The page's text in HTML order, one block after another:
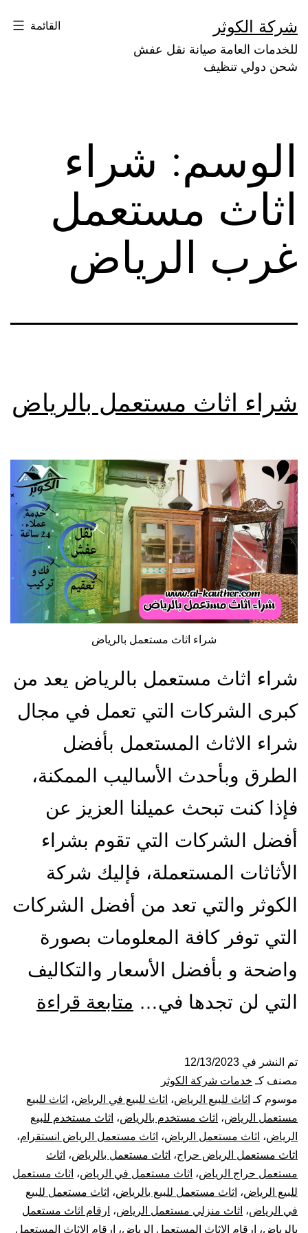
إلى
المحتوى
شركة الكوثر
للخدمات العامة صيانة نقل عفش
شحن دولي تنظيف
القائمة
الوسم: شراء
اثاث مستعمل
غرب الرياض
شراء اثاث مستعمل بالرياض
شراء اثاث مستعمل بالرياض
شراء اثاث مستعمل بالرياض يعد من
كبرى الشركات التي تعمل في مجال
شراء الاثاث المستعمل بأفضل
الطرق وبأحدث الأساليب الممكنة،
فإذا كنت تبحث عميلنا العزيز عن
أفضل الشركات التي تقوم بشراء
الأثاثات المستعملة، فإليك شركة
الكوثر والتي تعد من أفضل الشركات
التي توفر كافة المعلومات بصورة
واضحة و بأفضل الأسعار والتكاليف
التي لن تجدها في… متابعة قراءة
تم النشر في 12/13/2023
مصنف كـ خدمات شركة الكوثر
موسوم كـ اثاث للبيع الرياض، اثاث للبيع في الرياض، اثاث للبيع
مستعمل الرياض، اثاث مستخدم بالرياض، اثاث مستخدم للبيع
الرياض، اثاث مستعمل الرياض، اثاث مستعمل الرياض انستقرام،
اثاث مستعمل الرياض حراج، اثاث مستعمل بالرياض، اثاث
مستعمل حراج الرياض، اثاث مستعمل في الرياض، اثاث مستعمل
للبيع الرياض، اثاث مستعمل للبيع بالرياض، اثاث مستعمل للبيع
في الرياض، اثاث منزلي مستعمل الرياض، ارقام اثاث مستعمل
بالرياض، ارقام الاثاث المستعمل الرياض، ارقام الاثاث المستعمل